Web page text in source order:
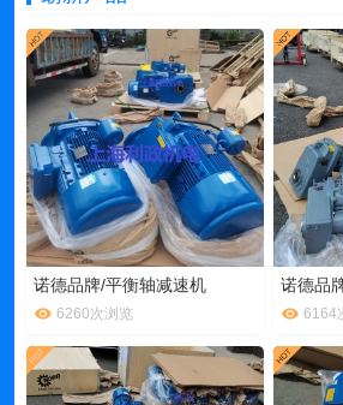
诺德品牌/平衡轴减速机
6260次浏览
诺德品
6164